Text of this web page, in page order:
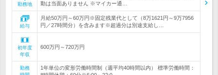
勤務地
勤は当面ありません ※マイカー通…
給与
月給50万円～60万円※固定残業代として（8万1621円～9万7956
円／27時間分）を含みます※超過分は別途支給し…
初年度
年収
600万円～720万円
勤務
1年単位の変形労働時間制（週平均40時間以内） 標準労働時間：